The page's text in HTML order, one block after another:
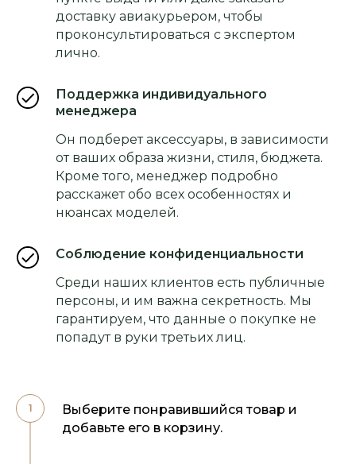
доставку авиакурьером, чтобы
проконсультироваться с экспертом
лично.
Поддержка индивидуального
менеджера
Он подберет аксессуары, в зависимости
от ваших образа жизни, стиля, бюджета.
Кроме того, менеджер подробно
расскажет обо всех особенностях и
нюансах моделей.
Соблюдение конфиденциальности
Среди наших клиентов есть публичные
персоны, и им важна секретность. Мы
гарантируем, что данные о покупке не
попадут в руки третьих лиц.
Выберите понравившийся товар и
добавьте его в корзину.